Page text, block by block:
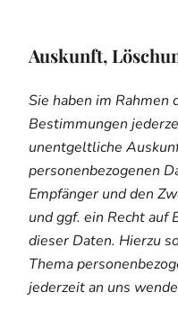
Auskunft,
Sie haben im
Bestimmungen
unentgeltliche
personenbezogenen
Empfänger und den
und ggf. ein Recht auf
dieser Daten. Hierzu
Thema
jederzeit an uns